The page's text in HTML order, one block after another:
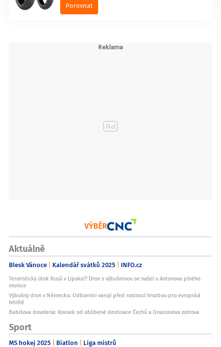
Porovnat
VÝBĚR
Aktuálně
Blesk Vánoce Kalendář svátků 2025 INFO.cz
Teroristický útok Rusů v Lipsku!? Dron s výbušninou se našel u Antonova plného
munice
Výbušný dron v Německu: Odborníci varují před rostoucí hrozbou pro evropská
letiště
Babišova dovolená: Kousek od oblíbené destinace Čechů a Onassisova ostrova
Sport
MS hokej 2025 Biatlon Liga mistrů